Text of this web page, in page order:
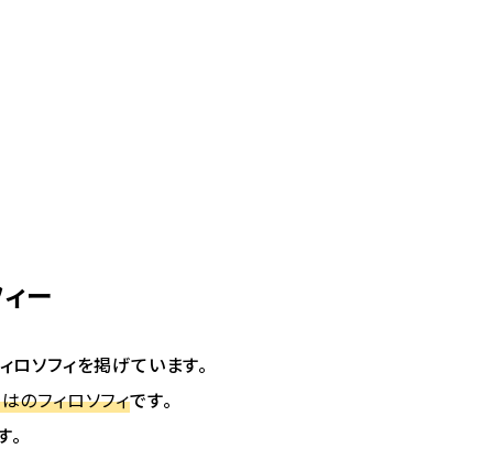
ー
ソフィを掲げています。
のフィロソフィです。